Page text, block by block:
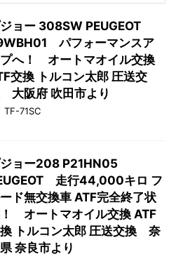
ョー 308SW PEUGEOT
パフォーマンスア
へ！ オートマオイル交換
交換 トルコン太郎 圧送交
大阪府 吹田市より
TF-71SC
ョー208 P21HN05
走行44,000キロ フ
ド無交換車 ATF完全終了状
オートマオイル交換 ATF
トルコン太郎 圧送交換 奈
奈良市より